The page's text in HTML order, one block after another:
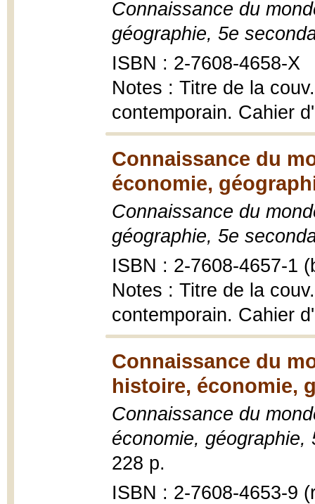
Connaissance du
géographie, 5e
ISBN : 2-7608-4658-X
Notes : Titre de la
contemporain. Cahier
Connaissance du
économie,
Connaissance du
géographie, 5e
ISBN : 2-7608-4657-1
Notes : Titre de la
contemporain. Cahier
Connaissance du
histoire, économie,
Connaissance du
économie, géographie,
228 p.
ISBN : 2-7608-4653-9